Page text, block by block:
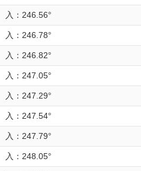
：246.56°
：246.78°
：246.82°
：247.05°
：247.29°
：247.54°
：247.79°
：248.05°